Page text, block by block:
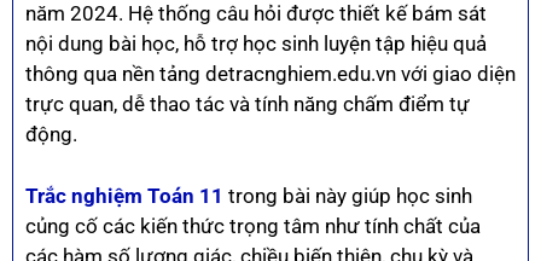
năm 2024. Hệ thống câu hỏi được thiết kế bám sát
nội dung bài học, hỗ trợ học sinh luyện tập hiệu quả
thông qua nền tảng detracnghiem.edu.vn với giao diện
trực quan, dễ thao tác và tính năng chấm điểm tự
động.
Trắc nghiệm Toán 11 trong bài này giúp học sinh
củng cố các kiến thức trọng tâm như tính chất của
các hàm số lượng giác, chiều biến thiên, chu kỳ và